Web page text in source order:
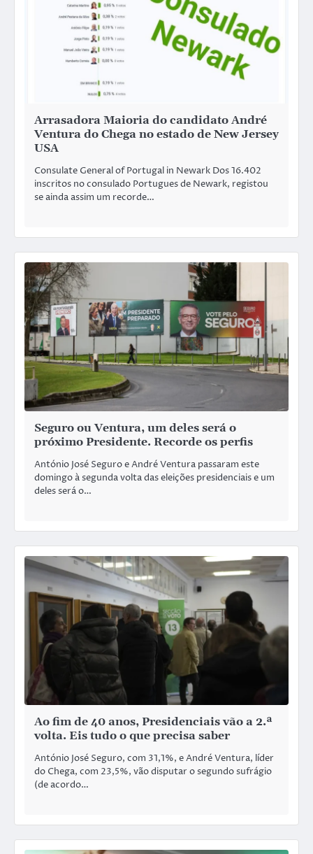
Arrasadora Maioria do candidato André
Ventura do Chega no estado de New Jersey
USA
Consulate General of Portugal in Newark Dos 16.402
inscritos no consulado Portugues de Newark, registou
se ainda assim um recorde…
Seguro ou Ventura, um deles será o
próximo Presidente. Recorde os perfis
António José Seguro e André Ventura passaram este
domingo à segunda volta das eleições presidenciais e um
deles será o…
Ao fim de 40 anos, Presidenciais vão a 2.ª
volta. Eis tudo o que precisa saber
António José Seguro, com 31,1%, e André Ventura, líder
do Chega, com 23,5%, vão disputar o segundo sufrágio
(de acordo…